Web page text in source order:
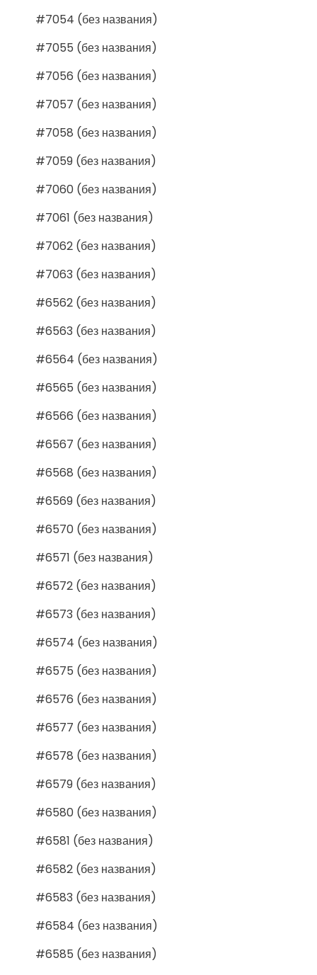
#7054 (без названия)
#7055 (без названия)
#7056 (без названия)
#7057 (без названия)
#7058 (без названия)
#7059 (без названия)
#7060 (без названия)
#7061 (без названия)
#7062 (без названия)
#7063 (без названия)
#6562 (без названия)
#6563 (без названия)
#6564 (без названия)
#6565 (без названия)
#6566 (без названия)
#6567 (без названия)
#6568 (без названия)
#6569 (без названия)
#6570 (без названия)
#6571 (без названия)
#6572 (без названия)
#6573 (без названия)
#6574 (без названия)
#6575 (без названия)
#6576 (без названия)
#6577 (без названия)
#6578 (без названия)
#6579 (без названия)
#6580 (без названия)
#6581 (без названия)
#6582 (без названия)
#6583 (без названия)
#6584 (без названия)
#6585 (без названия)